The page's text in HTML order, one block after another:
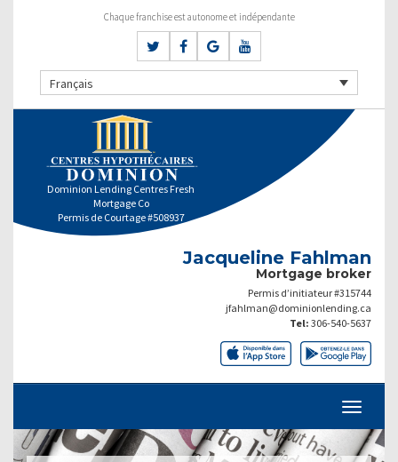
Chaque franchise est autonome et indépendante
Français
Dominion Lending Centres Fresh
Mortgage Co
Permis de Courtage #508937
Jacqueline Fahlman
Mortgage broker
Permis d’initiateur #315744
jfahlman@dominionlending.ca
Tel: 306-540-5637